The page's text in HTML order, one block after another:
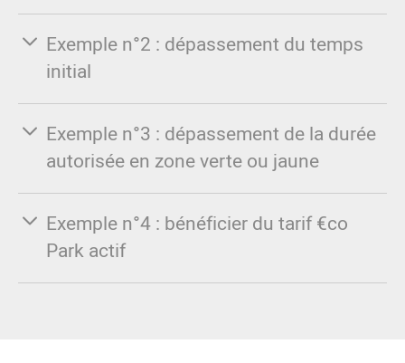
Exemple n°2 : dépassement du temps
initial
Exemple n°3 : dépassement de la durée
autorisée en zone verte ou jaune
Exemple n°4 : bénéficier du tarif €co
Park actif